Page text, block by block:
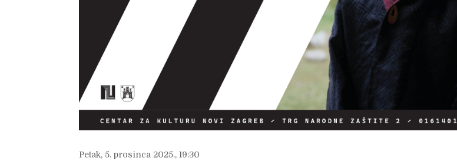
Petak, 5. prosinca 2025., 19:30